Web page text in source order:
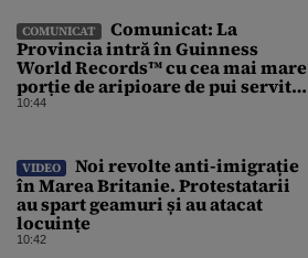
COMUNICAT
Comunicat: La
Provincia intră în Guinness
World Records™ cu cea mai mare
porție de aripioare de pui servită
la un eveniment
10:44
VIDEO
Noi revolte anti-imigrație
în Marea Britanie. Protestatarii
au spart geamuri și au atacat
locuințe
10:42